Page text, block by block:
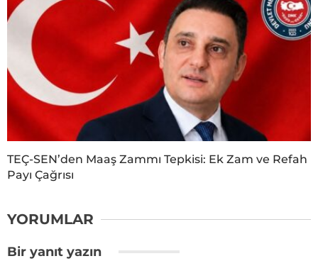
TEÇ-SEN’den Maaş Zammı Tepkisi: Ek Zam ve Refah
Payı Çağrısı
YORUMLAR
Bir yanıt yazın